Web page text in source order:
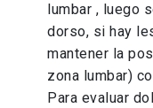
lumbar , luego
dorso, si hay
mantener la
zona lumbar)
Para evaluar